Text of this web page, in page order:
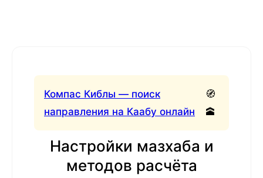
Компас Киблы — поиск
направления на Каабу онлайн
🧭
🕋
Настройки мазхаба и
методов расчёта